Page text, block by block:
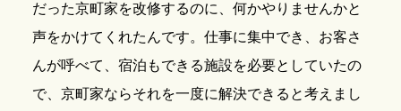
だった京町家を改修するのに、何かやりませんかと
声をかけてくれたんです。仕事に集中でき、お客さ
んが呼べて、宿泊もできる施設を必要としていたの
で、京町家ならそれを一度に解決できると考えまし